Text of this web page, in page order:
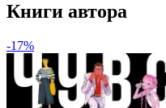
Книги автора
-17%